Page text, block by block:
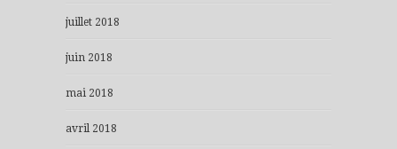
juillet 2018
juin 2018
mai 2018
avril 2018